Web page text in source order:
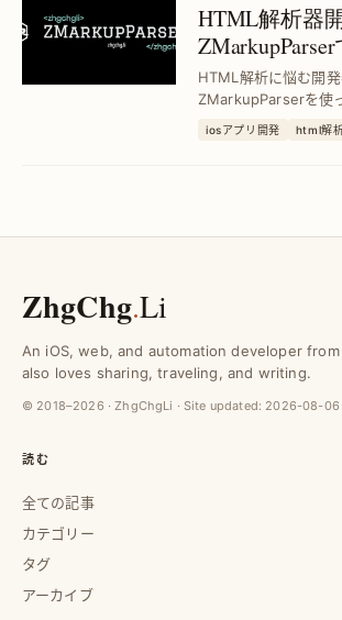
HTML解析器
ZMarkupParser
変換｜手作り
エンジンの実
HTML解析に悩む開発
ZMarkupParserを使
NSAttributedString
iosアプリ開発 html解
ZhgChg.Li
An iOS, web, and automation developer
also loves sharing, traveling, and writing.
© 2018–2026 · ZhgChgLi · Site updated: 2026-08-06
読む
全ての記事
カテゴリー
タグ
アーカイブ